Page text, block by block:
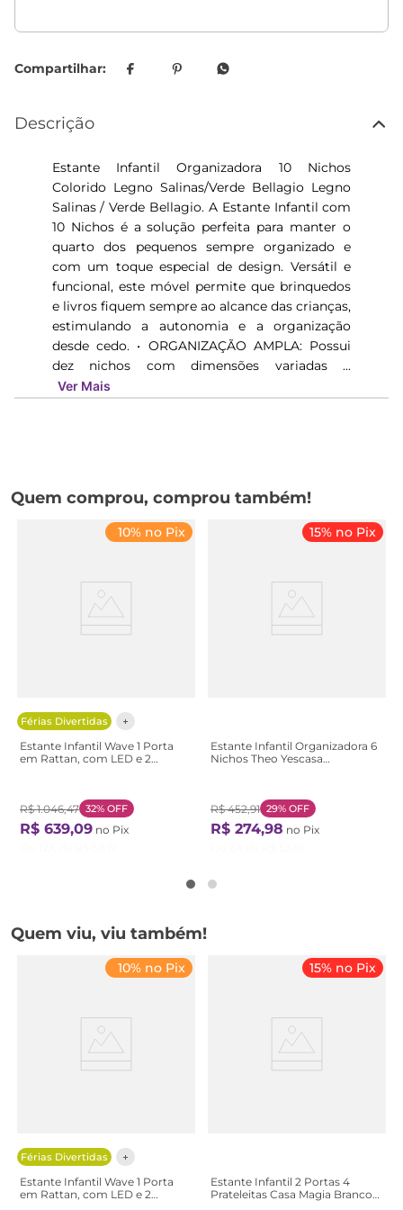
Descrição
Estante Infantil Organizadora 10 Nichos
Colorido Legno Salinas/Verde Bellagio Legno
Salinas / Verde Bellagio. A Estante Infantil com
10 Nichos é a solução perfeita para manter o
quarto dos pequenos sempre organizado e
com um toque especial de design. Versátil e
funcional, este móvel permite que brinquedos
e livros fiquem sempre ao alcance das crianças,
estimulando a autonomia e a organização
desde cedo. • ORGANIZAÇÃO AMPLA: Possui
dez nichos com dimensões variadas ...
Ver Mais
Quem comprou, comprou também!
Férias Divertidas
10% no Pix
Estante Infantil Wave 1 Porta
em Rattan, com LED e 2
R$ 1.046,47 32% OFF
R$ 639,09 no Pix
15% no Pix
Estante Infantil Organizadora 6
Nichos Theo Yescasa
R$ 452,91 29% OFF
R$ 274,98 no Pix
Quem viu, viu também!
Férias Divertidas
10% no Pix
Estante Infantil Wave 1 Porta
em Rattan, com LED e 2
15% no Pix
Estante Infantil 2 Portas 4
Prateleitas Casa Magia Branco